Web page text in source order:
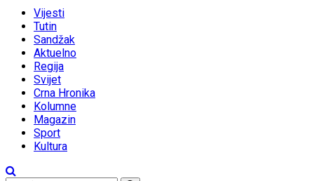
Vijesti
Tutin
Sandžak
Aktuelno
Regija
Svijet
Crna Hronika
Kolumne
Magazin
Sport
Kultura